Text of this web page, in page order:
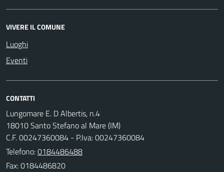
VIVERE IL COMUNE
Luoghi
Eventi
CONTATTI
Lungomare E. D Albertis, n.4
18010 Santo Stefano al Mare (IM)
C.F. 00247360084 - P.Iva: 00247360084
Telefono:0184486488
Fax: 0184486820